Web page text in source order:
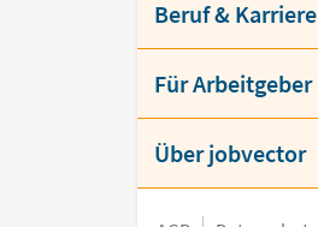
Beruf & Karriere
Für Arbeitgeber
Über jobvector